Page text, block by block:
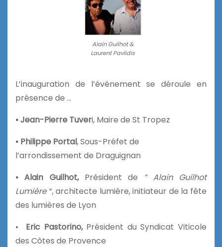
Alain Guilhot &
Laurent Pavlidis
L’inauguration de l’événement se déroule en
présence de …
• Jean-Pierre Tuveri, Maire de St Tropez
• Philippe Portal, Sous-Préfet de
l’arrondissement de Draguignan
• Alain Guilhot,Président de ” Alain Guilhot
Lumière“, architecte lumière, initiateur de la fête
des lumières de Lyon
• Eric Pastorino, Président du Syndicat Viticole
des Côtes de Provence